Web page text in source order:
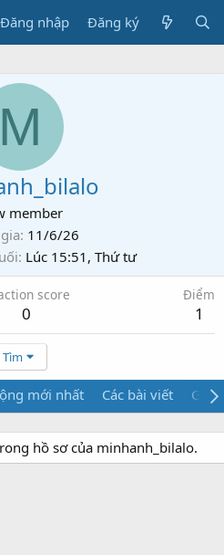
Đăng nhập Đăng ký
M
member
11/6/26
Lúc 15:51, Thứ tư
score
0
Điểm
1
Tìm
mới nhất Các bài viết Giới
hồ sơ của minhanh_bilalo.